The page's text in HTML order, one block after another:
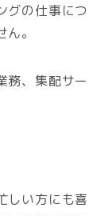
グの仕事につ
。
務、集配サー
しい方にも喜